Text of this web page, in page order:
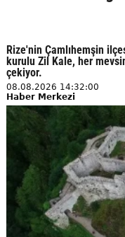
Rize'nin Çamlıhemşin
kurulu Zil Kale, her
çekiyor.
08.08.2026 14:32:00
Haber Merkezi